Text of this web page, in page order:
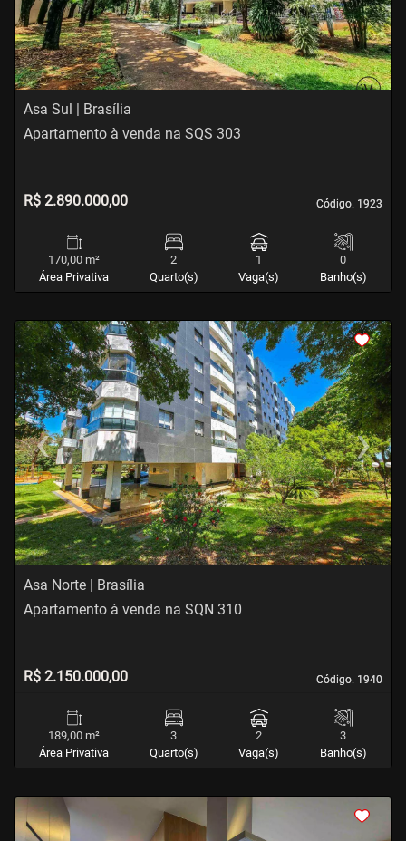
Asa Sul | Brasília
Código. 1923
Código. 1923
Apartamento à venda na SQS 303
R$ 2.890.000,00
170,00 m²
Área Privativa
2
Quarto(s)
1
Vaga(s)
0
Banho(s)
<<<<
‹Previous ›Next
Asa Norte | Brasília
Código. 1940
Código. 1940
Apartamento à venda na SQN 310
R$ 2.150.000,00
189,00 m²
Área Privativa
3
Quarto(s)
2
Vaga(s)
3
Banho(s)
<<<<